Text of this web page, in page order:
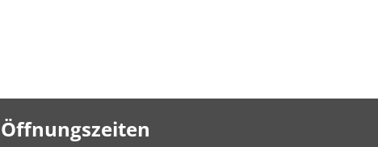
Öffnungszeiten